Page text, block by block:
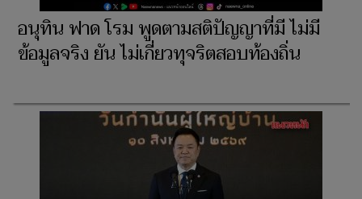
อนุทิน ฟาด โรม พูดตามสติปัญญาที่มี ไม่มี
ข้อมูลจริง ยัน ไม่เกี่ยวทุจริตสอบท้องถิ่น